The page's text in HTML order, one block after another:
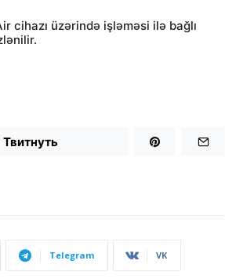
cihazı üzərində işləməsi ilə bağlı
Твитнуть
Telegram VK